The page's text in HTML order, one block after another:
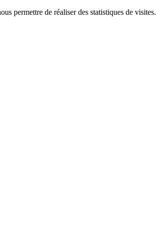
permettre de réaliser des statistiques de visites.